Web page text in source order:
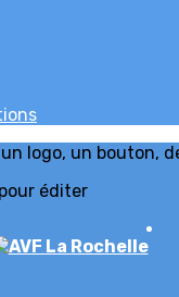
logo, un bouton,
éditer